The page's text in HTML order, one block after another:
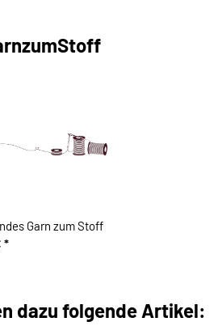
Garn zum Stoff
*
dazu folgende Artikel: